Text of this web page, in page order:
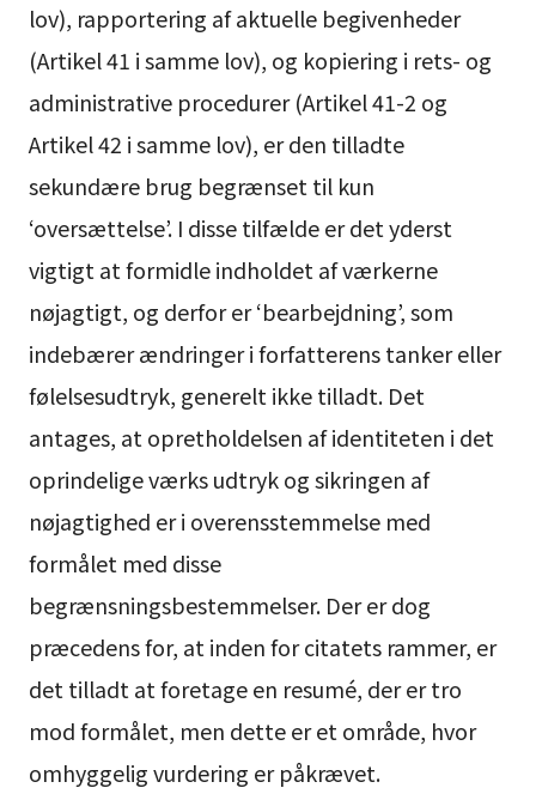
lov), rapportering af aktuelle begivenheder
(Artikel 41 i samme lov), og kopiering i rets- og
administrative procedurer (Artikel 41-2 og
Artikel 42 i samme lov), er den tilladte
sekundære brug begrænset til kun
‘oversættelse’. I disse tilfælde er det yderst
vigtigt at formidle indholdet af værkerne
nøjagtigt, og derfor er ‘bearbejdning’, som
indebærer ændringer i forfatterens tanker eller
følelsesudtryk, generelt ikke tilladt. Det
antages, at opretholdelsen af identiteten i det
oprindelige værks udtryk og sikringen af
nøjagtighed er i overensstemmelse med
formålet med disse
begrænsningsbestemmelser. Der er dog
præcedens for, at inden for citatets rammer, er
det tilladt at foretage en resumé, der er tro
mod formålet, men dette er et område, hvor
omhyggelig vurdering er påkrævet.